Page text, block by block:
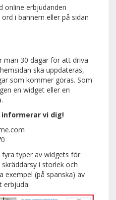
online erbjudanden
i bannern eller på sidan
man 30 dagar för att driva
ska uppdateras,
som kommer göras. Som
en widget eller en
vi dig!
typer av widgets för
i storlek och
exempel (på spanska) av
erbjuda: